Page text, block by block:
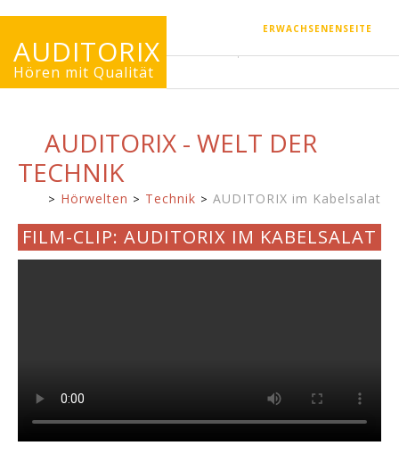
ERWACHSENENSEITE
AUDITORIX
Hören mit Qualität
AUDITORIX - WELT DER
TECHNIK
Kinderseite
Hörwelten Technik AUDITORIX im Kabelsalat
FILM-CLIP: AUDITORIX IM KABELSALAT